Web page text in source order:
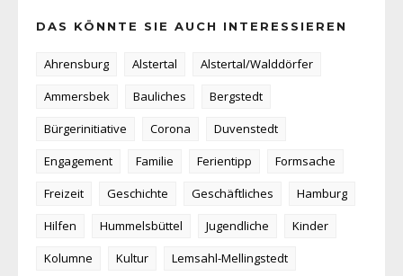
DAS KÖNNTE SIE AUCH INTERESSIEREN
Ahrensburg Alstertal
Alstertal/Walddörfer
Ammersbek
Bauliches
Bergstedt
Bürgerinitiative
Corona
Duvenstedt
Engagement
Familie Ferientipp
Formsache
Freizeit
Geschichte Geschäftliches
Hamburg
Hilfen
Hummelsbüttel Jugendliche
Kinder
Kolumne
Kultur
Lemsahl-Mellingstedt